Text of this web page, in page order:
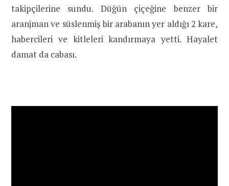
takipçilerine sundu. Düğün çiçeğine benzer bir
aranjman ve süslenmiş bir arabanın yer aldığı 2 kare,
habercileri ve kitleleri kandırmaya yetti. Hayalet
damat da cabası.